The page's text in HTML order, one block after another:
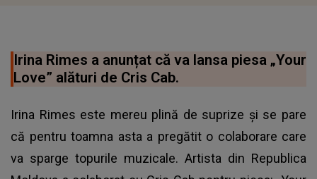
Irina Rimes a anunțat că va lansa piesa „Your
Love” alături de Cris Cab.
Irina Rimes este mereu plină de suprize și se pare
că pentru toamna asta a pregătit o colaborare care
va sparge topurile muzicale. Artista din Republica